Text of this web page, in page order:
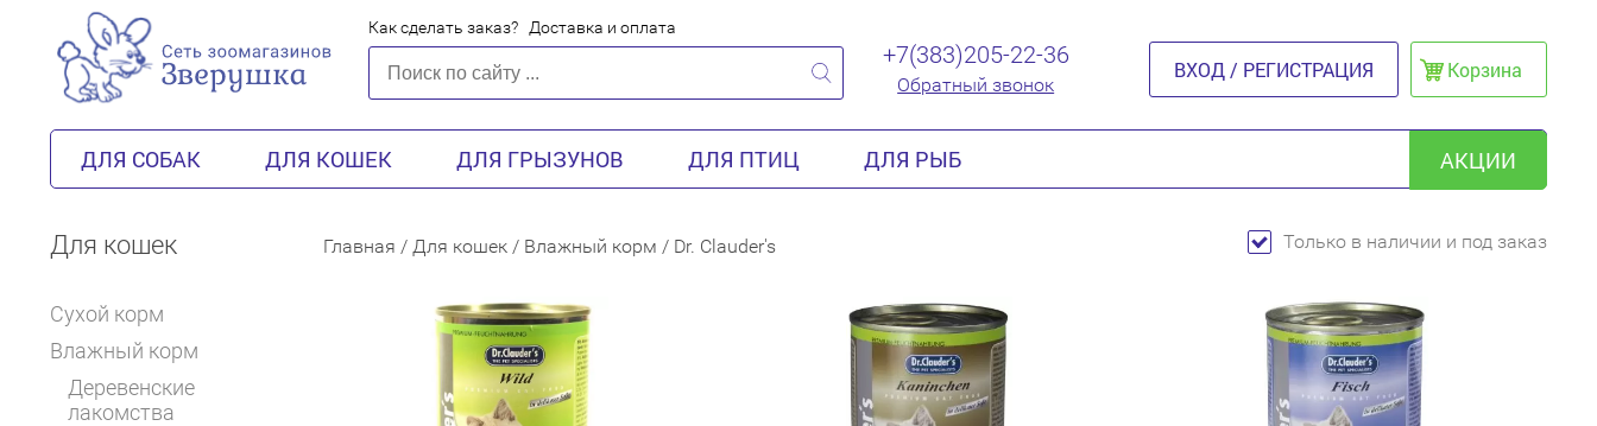
Как сделать заказ? Доставка и оплата
+7(383)205-22-36
Обратный звонок
ВХОД / РЕГИСТРАЦИЯ Корзина
ДЛЯ СОБАК ДЛЯ КОШЕК ДЛЯ ГРЫЗУНОВ ДЛЯ ПТИЦ ДЛЯ РЫБ АКЦИИ
Для кошек
Сухой корм
Влажный корм
Деревенские
лакомства
Главная / Для кошек / Влажный корм / Dr. Clauder's Только в наличии и под заказ